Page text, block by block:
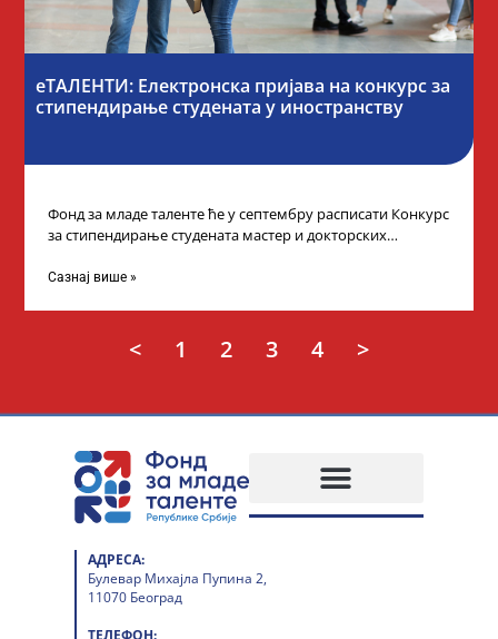
еТАЛЕНТИ: Електронска пријава на конкурс за
стипендирање студената у иностранству
Фонд за младе таленте ће у септембру расписати Конкурс
за стипендирање студената мастер и докторских
Сазнај више »
< 1 2 3 4 >
АДРЕСА:
Булевар Михајла Пупина 2,
11070 Београд
ТЕЛЕФОН: